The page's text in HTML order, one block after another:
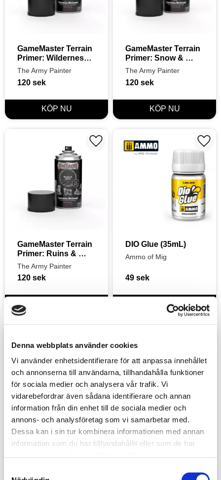
Denna webbplats använder cookies
Vi använder enhetsidentifierare för att anpassa innehållet
och annonserna till användarna, tillhandahålla funktioner
för sociala medier och analysera vår trafik. Vi
vidarebefordrar även sådana identifierare och annan
information från din enhet till de sociala medier och
annons- och analysföretag som vi samarbetar med.
Dessa kan i sin tur kombinera informationen med annan
information som du har tillhandahållit eller som de har
GameMaster Terrain
Primer: Wilderness
& Woodlands
The Army Painter
120 sek
GameMaster Terrain
Primer: Snow &
Tundra
The Army Painter
120 sek
GameMaster Terrain
Primer: Ruins &
Cliffs
The Army Painter
120 sek
Lägg till i favoriter
DIO Glue (35mL)
Ammo of Mig
49 sek
U.S. Carrier Deck
Paint Set
Lägg till i favoriter
NATURAL LEAVES
& PLANTS
NEUTRAL